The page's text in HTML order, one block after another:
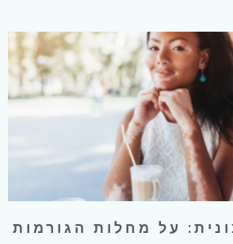
על מחלות הגורמות